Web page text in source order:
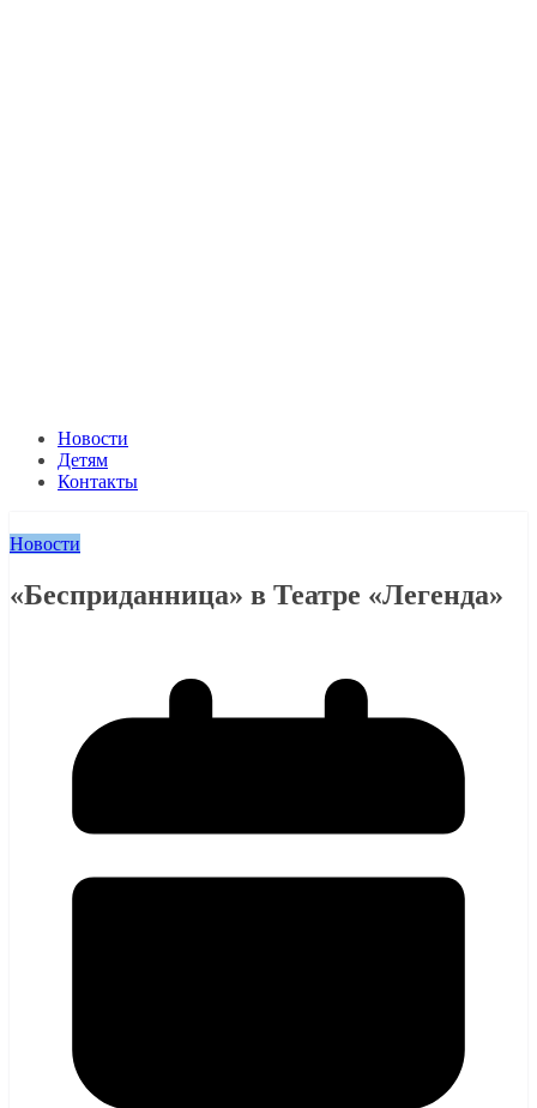
Новости
Детям
Контакты
Новости
«Бесприданница» в Театре «Легенда»